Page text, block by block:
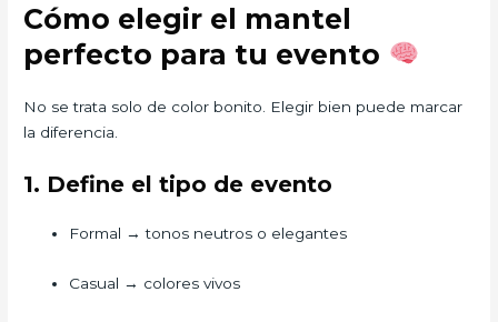
Cómo elegir el mantel
perfecto para tu evento
No se trata solo de color bonito. Elegir bien puede marcar
la diferencia.
1. Define el tipo de evento
Formal → tonos neutros o elegantes
Casual → colores vivos